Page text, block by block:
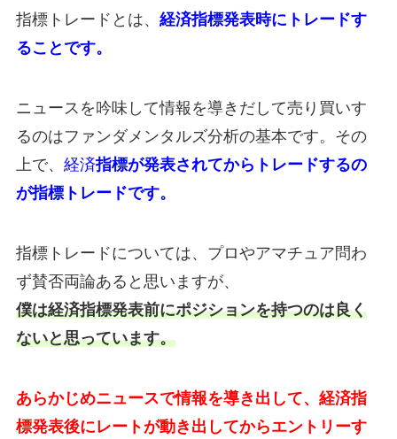
指標トレードとは、 経済指標発表時にトレードす
ることです。
ニュースを吟味して情報を導きだして売り買いす
るのはファンダメンタルズ分析の基本です。その
上で、 経済指標が発表されてからトレードするの
が指標トレードです。
指標トレードについては、プロやアマチュア問わ
ず賛否両論あると思いますが、
僕は経済指標発表前にポジションを持つのは良く
ないと思っています。
あらかじめニュースで情報を導き出して、経済指
標発表後にレートが動き出してからエントリーす